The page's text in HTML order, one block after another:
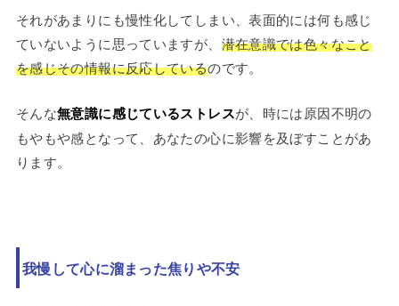
それがあまりにも慢性化してしまい、表面的には何も感じ
ていないように思っていますが、 潜在意識では色々なこと
を感じその情報に反応しているのです。
そんな無意識に感じているストレスが、時には原因不明の
もやもや感となって、あなたの心に影響を及ぼすことがあ
ります。
我慢して心に溜まった焦りや不安